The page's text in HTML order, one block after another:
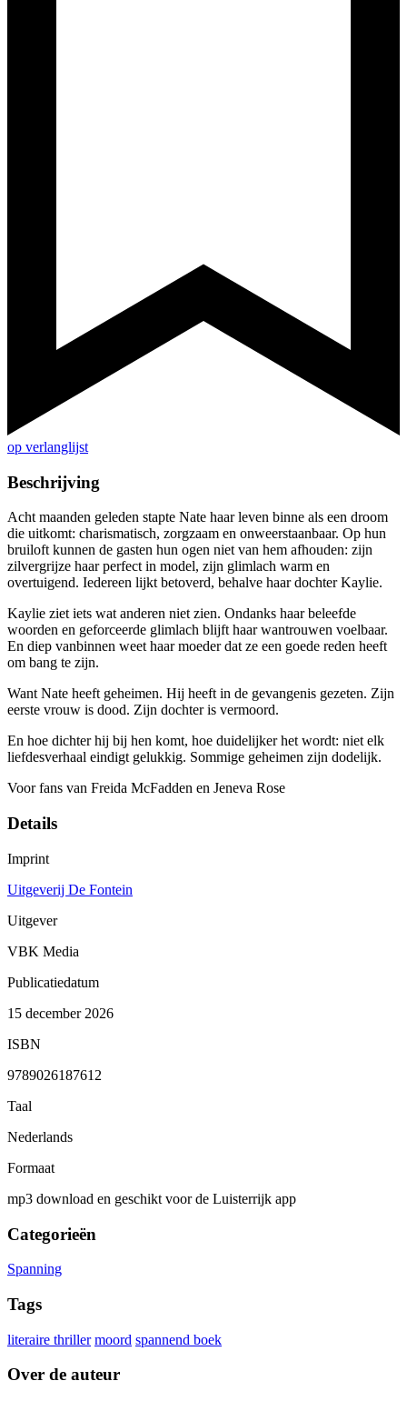
op verlanglijst
Beschrijving
Acht maanden geleden stapte Nate haar leven binne als een droom
die uitkomt: charismatisch, zorgzaam en onweerstaanbaar. Op hun
bruiloft kunnen de gasten hun ogen niet van hem afhouden: zijn
zilvergrijze haar perfect in model, zijn glimlach warm en
overtuigend. Iedereen lijkt betoverd, behalve haar dochter Kaylie.
Kaylie ziet iets wat anderen niet zien. Ondanks haar beleefde
woorden en geforceerde glimlach blijft haar wantrouwen voelbaar.
En diep vanbinnen weet haar moeder dat ze een goede reden heeft
om bang te zijn.
Want Nate heeft geheimen. Hij heeft in de gevangenis gezeten. Zijn
eerste vrouw is dood. Zijn dochter is vermoord.
En hoe dichter hij bij hen komt, hoe duidelijker het wordt: niet elk
liefdesverhaal eindigt gelukkig. Sommige geheimen zijn dodelijk.
Voor fans van Freida McFadden en Jeneva Rose
Details
Imprint
Uitgeverij De Fontein
Uitgever
VBK Media
Publicatiedatum
15 december 2026
ISBN
9789026187612
Taal
Nederlands
Formaat
mp3 download en geschikt voor de Luisterrijk app
Categorieën
Spanning
Tags
literaire thriller moord spannend boek
Over de auteur